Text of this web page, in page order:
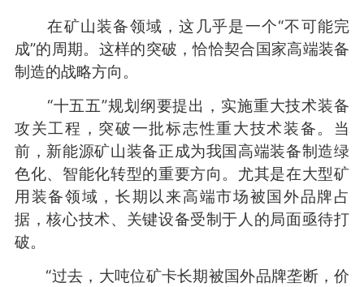
在矿山装备领域，这几乎是一个“不可能完
成”的周期。这样的突破，恰恰契合国家高端装备
制造的战略方向。
“十五五”规划纲要提出，实施重大技术装备
攻关工程，突破一批标志性重大技术装备。当
前，新能源矿山装备正成为我国高端装备制造绿
色化、智能化转型的重要方向。尤其是在大型矿
用装备领域，长期以来高端市场被国外品牌占
据，核心技术、关键设备受制于人的局面亟待打
破。
“过去，大吨位矿卡长期被国外品牌垄断，价